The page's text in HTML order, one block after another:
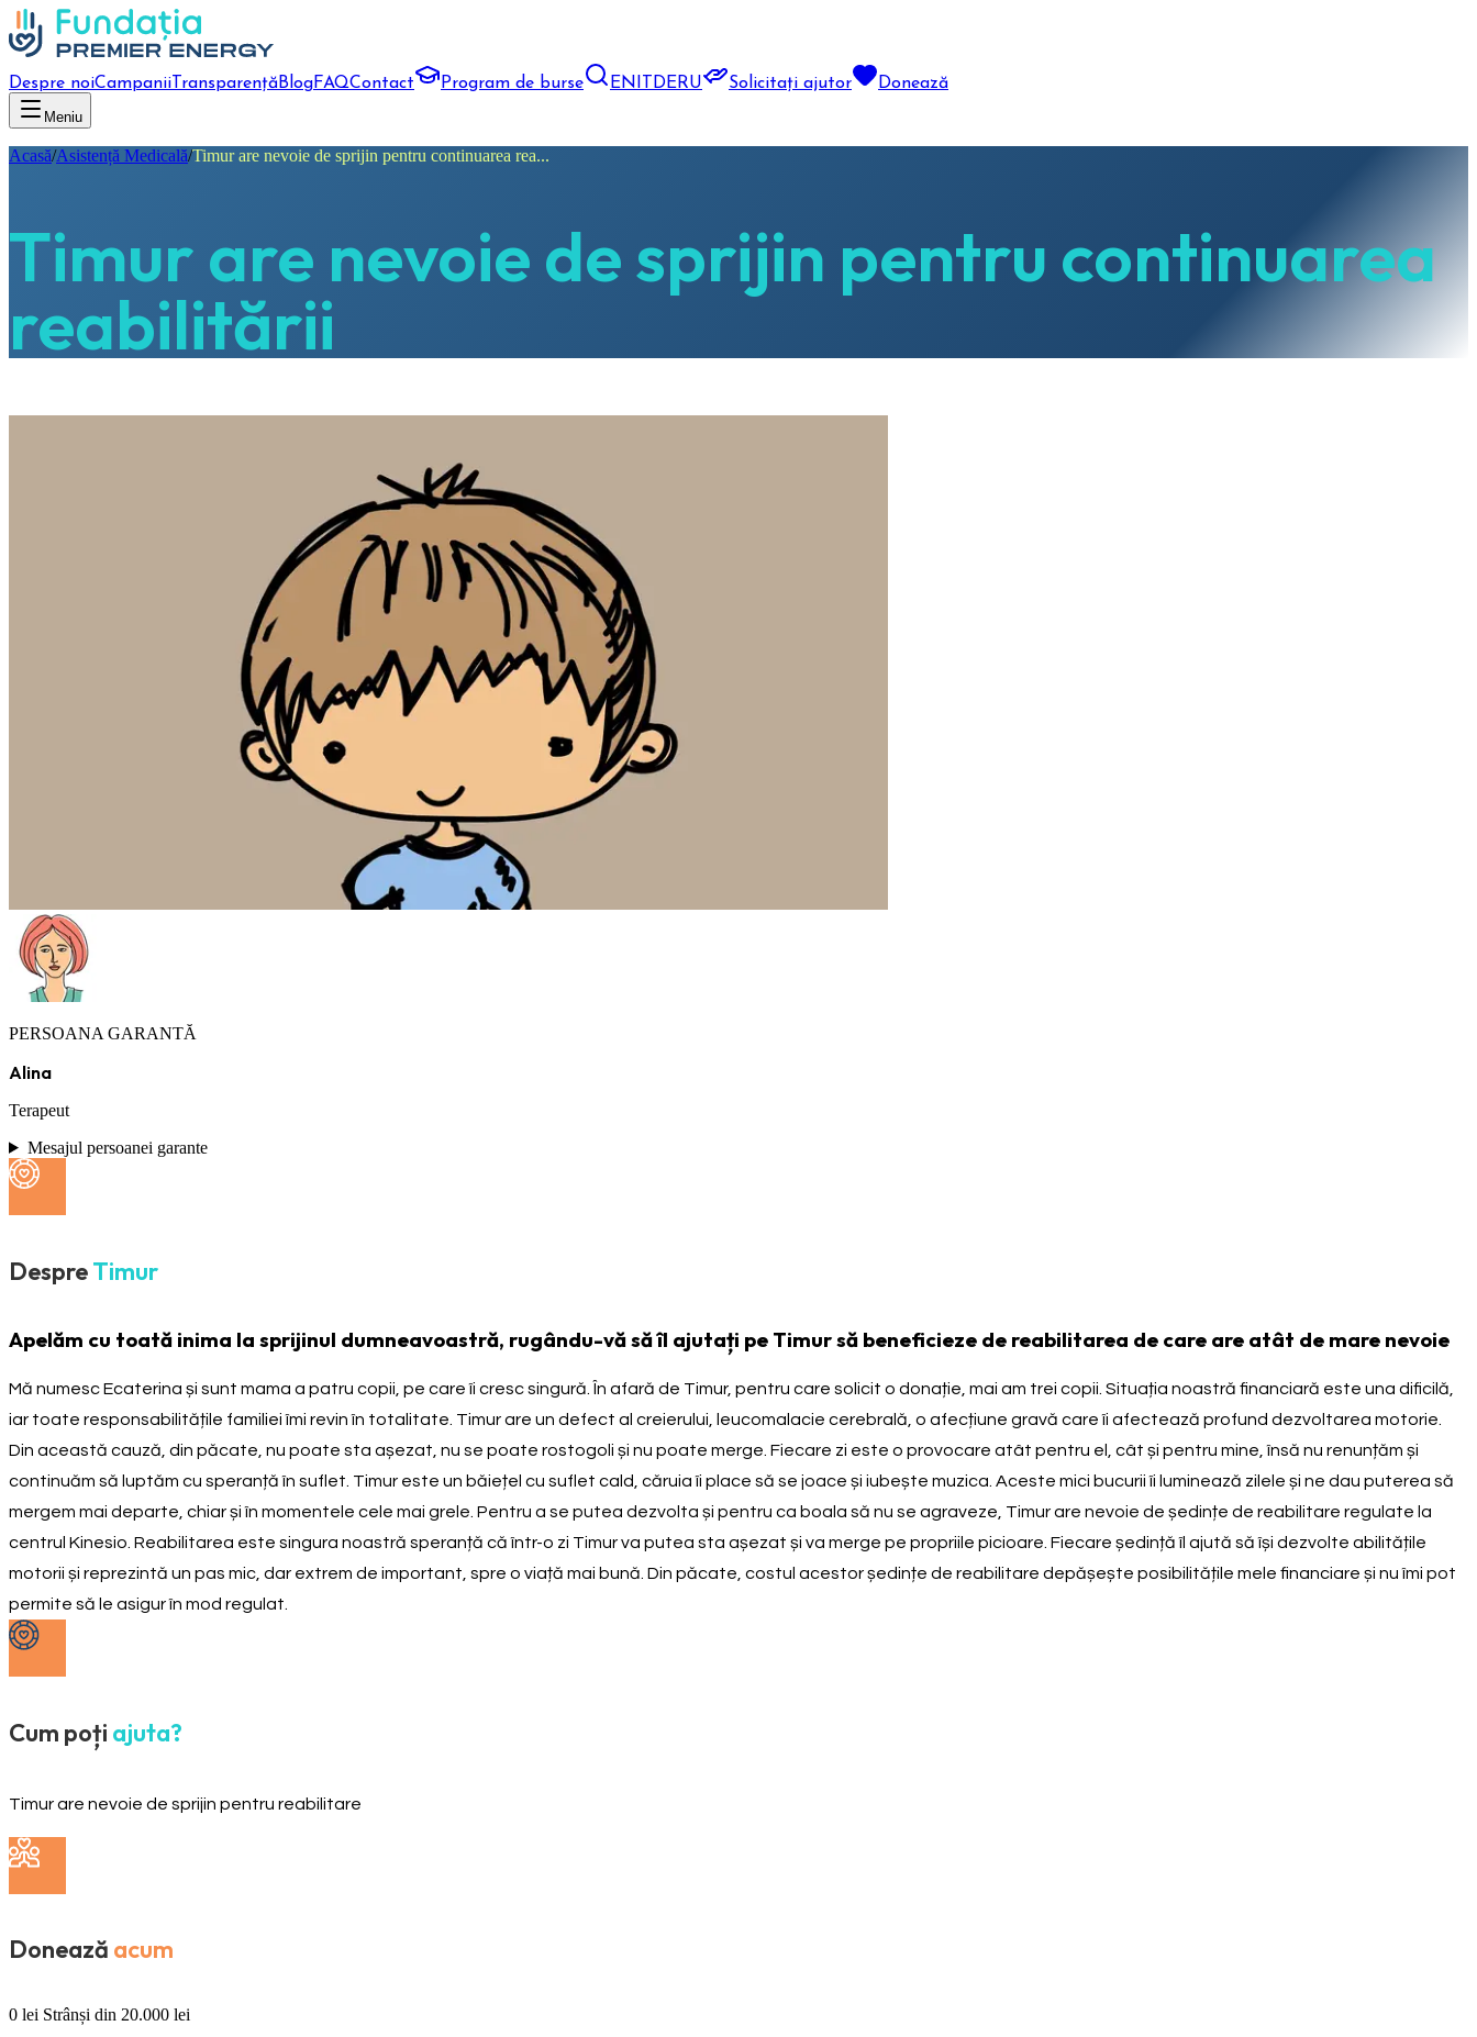
Despre noiCampanii TransparențăBlogFAQContact Program de burse EN DERU Solicitați ajutor Donează
Meniu
Acasă/Asistență Medicală/Timur are nevoie de sprijin pentru continuarea rea...
Timur are nevoie de sprijin pentru continuarea
reabilitării
PERSOANA GARANTĂ
Alina
Terapeut
Mesajul persoanei garante
DespreTimur
Apelăm cu toată inima la sprijinul dumneavoastră, rugându-vă să îl ajutați pe Timur să beneficieze de reabilitarea de care are atât de mare nevoie
Mă numesc Ecaterina și sunt mama a patru copii, pe care îi cresc singură. În afară de Timur, pentru care solicit o donație, mai am trei copii. Situația noastră financiară este una dificilă,
iar toate responsabilitățile familiei îmi revin în totalitate. Timur are un defect al creierului, leucomalacie cerebrală, o afecțiune gravă care îi afectează profund dezvoltarea motorie.
Din această cauză, din păcate, nu poate sta așezat, nu se poate rostogoli și nu poate merge. Fiecare zi este o provocare atât pentru el, cât și pentru mine, însă nu renunțăm și
continuăm să luptăm cu speranță în suflet. Timur este un băiețel cu suflet cald, căruia îi place să se joace și iubește muzica. Aceste mici bucurii îi luminează zilele și ne dau puterea să
mergem mai departe, chiar și în momentele cele mai grele. Pentru a se putea dezvolta și pentru ca boala să nu se agraveze, Timur are nevoie de ședințe de reabilitare regulate la
centrul Kinesio. Reabilitarea este singura noastră speranță că într-o zi Timur va putea sta așezat și va merge pe propriile picioare. Fiecare ședință îl ajută să își dezvolte abilitățile
motorii și reprezintă un pas mic, dar extrem de important, spre o viață mai bună. Din păcate, costul acestor ședințe de reabilitare depășește posibilitățile mele financiare și nu îmi pot
permite să le asigur în mod regulat.
Cum poți ajuta?
Timur are nevoie de sprijin pentru reabilitare
Donează acum
0 lei Strânși din 20.000 lei